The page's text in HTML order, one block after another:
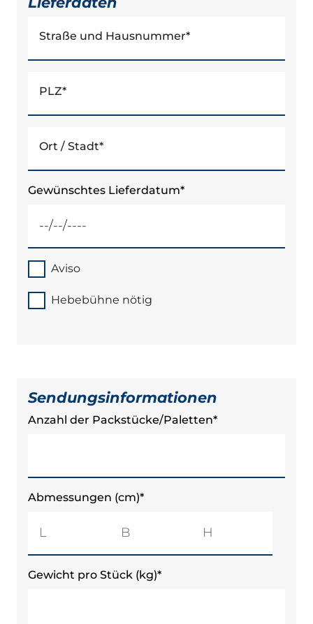
Straße und Hausnummer*
PLZ*
Ort / Stadt*
Gewünschtes Lieferdatum*
Aviso
Hebebühne nötig
Sendungsinformationen
Anzahl der Packstücke/Paletten*
Abmessungen (cm)*
Gewicht pro Stück (kg)*